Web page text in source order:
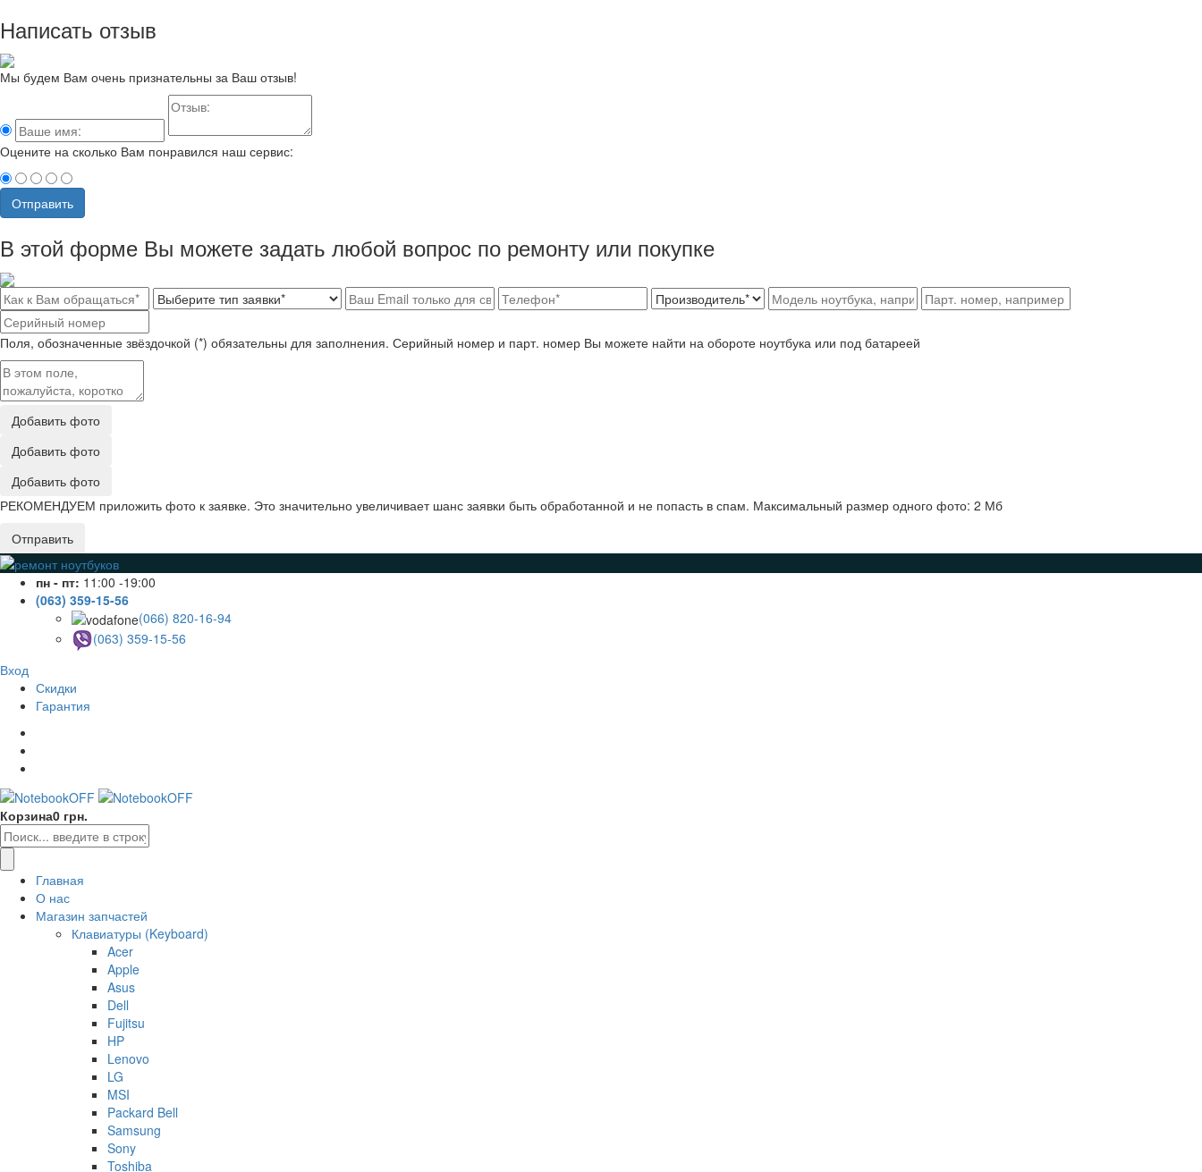
Написать отзыв
Мы будем Вам очень признательны за Ваш отзыв!
Оцените на сколько Вам понравился наш сервис:
Отправить
В этой форме Вы можете задать любой вопрос по ремонту или покупке
Поля, обозначенные звёздочкой (*) обязательны для заполнения. Серийный номер и парт. номер Вы можете найти на обороте ноутбука или под батареей
Добавить фото
Добавить фото
Добавить фото
РЕКОМЕНДУЕМ приложить фото к заявке. Это значительно увеличивает шанс заявки быть обработанной и не попасть в спам. Максимальный размер одного фото: 2 Мб
Отправить
пн - пт: 11:00 -19:00
(063) 359-15-56
(066) 820-16-94
(063) 359-15-56
Вход
Скидки
Гарантия
Корзина0 грн.
Главная
О нас
Магазин запчастей
Клавиатуры (Keyboard)
Acer
Apple
Asus
Dell
Fujitsu
HP
Lenovo
LG
MSI
Packard Bell
Samsung
Sony
Toshiba